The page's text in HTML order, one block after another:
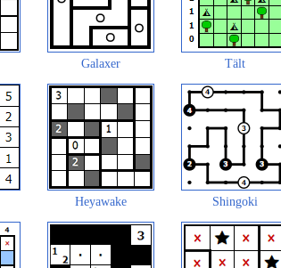
Galaxer Tält
Heyawake Shingoki